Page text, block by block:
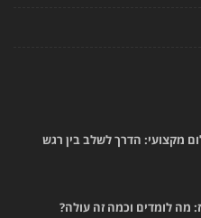
מקצועי: הדרך לשלב בין רגש
מה לומדים וכמה זה עולה?